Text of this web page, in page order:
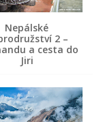
Nepálské
2 –
a cesta do
Jiri